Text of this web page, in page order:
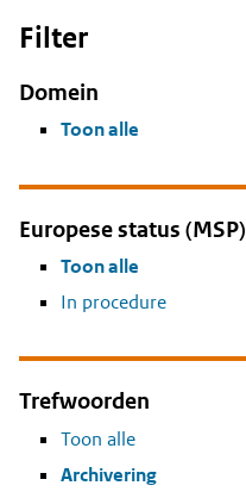
Filter
Domein
Toon alle
Europese status (MSP)
Toon alle
In procedure
Trefwoorden
Toon alle
Archivering